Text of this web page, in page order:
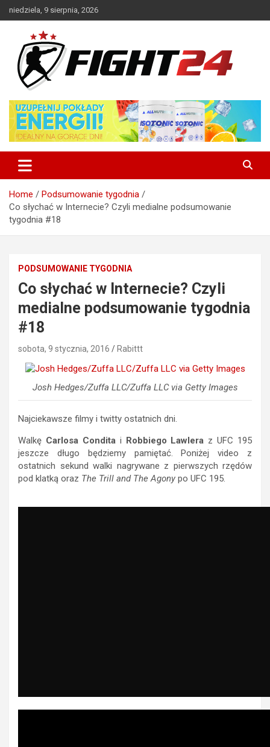
Skip
to
niedziela, 9 sierpnia, 2026
FIGHT24.PL – MMA i K-1, UFC
Home
Podsumowanie tygodnia
Co słychać w Internecie? Czyli medialne podsumowanie
tygodnia #18
PODSUMOWANIE TYGODNIA
Co słychać w Internecie? Czyli
medialne podsumowanie tygodnia
#18
sobota, 9 stycznia, 2016 Rabittt
Josh Hedges/Zuffa LLC/Zuffa LLC via Getty Images
Najciekawsze filmy i twitty ostatnich dni.
Walkę Carlosa Condita i Robbiego Lawlera z UFC 195
jeszcze długo będziemy pamiętać. Poniżej video z
ostatnich sekund walki nagrywane z pierwszych rzędów
pod klatką oraz The Trill and The Agony po UFC 195.